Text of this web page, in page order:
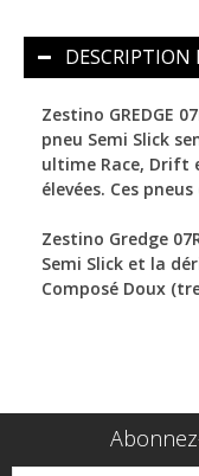
Zestino GREDGE
pneu Semi Slick
ultime Race, Drift
élevées. Ces
Zestino Gredge
Semi Slick et la
Composé Doux